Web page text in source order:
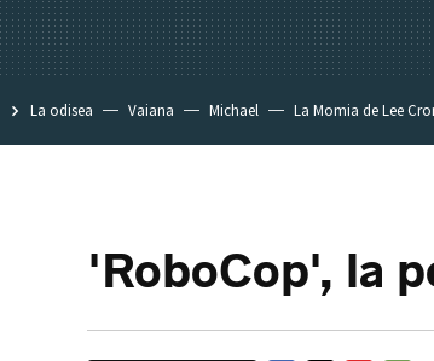
La odisea Vaiana Michael La Momia de Lee
'RoboCop', la